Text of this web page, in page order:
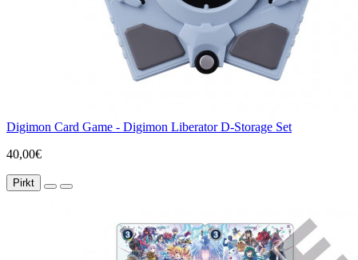
Digimon Card Game - Digimon Liberator D-Storage Set
40,00€
Pirkt